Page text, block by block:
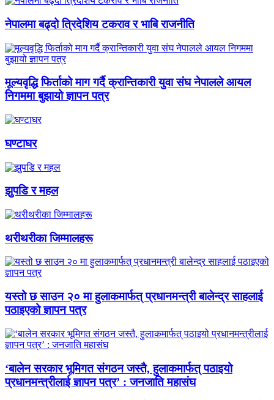
नेपालमा बढ्दो त्रिदेशिय टकराव र भाबि राजनीति
मूल्यवृद्धि फिर्ताको माग गर्दै क्रान्तिकारी युवा संघ नेपालले आयल
निगममा बुझायो ज्ञापन पत्र
घण्टाघर
झुपडि र महल
थरीथरीका जिम्मालहरू
यस्तो छ साउन २० मा हुलाकमार्फत् प्रधानमन्त्री बालेन्द्र साहलाई
पठाइएको ज्ञापन पत्र
‘बालेन सरकार भूमिगत संगठन जस्तै, हुलाकमार्फत् पठाइयो
प्रधानमन्त्रीलाई ज्ञापन पत्र’ : जनजाति महासंघ